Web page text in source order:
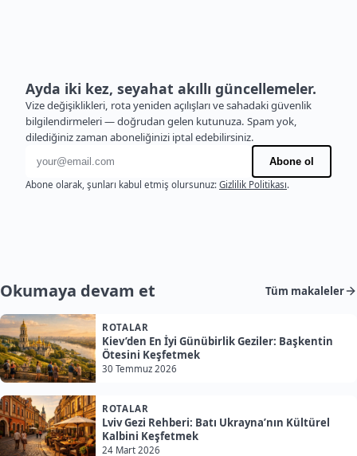
Ayda iki kez, seyahat akıllı güncellemeler.
Vize değişiklikleri, rota yeniden açılışları ve sahadaki güvenlik
bilgilendirmeleri — doğrudan gelen kutunuza. Spam yok,
dilediğiniz zaman aboneliğinizi iptal edebilirsiniz.
E-posta adresi
Abone ol
Abone olarak, şunları kabul etmiş olursunuz: Gizlilik Politikası.
Okumaya devam et Tüm makaleler
ROTALAR
Kiev’den En İyi Günübirlik Geziler: Başkentin
Ötesini Keşfetmek
30 Temmuz 2026
ROTALAR
Lviv Gezi Rehberi: Batı Ukrayna’nın Kültürel
Kalbini Keşfetmek
24 Mart 2026